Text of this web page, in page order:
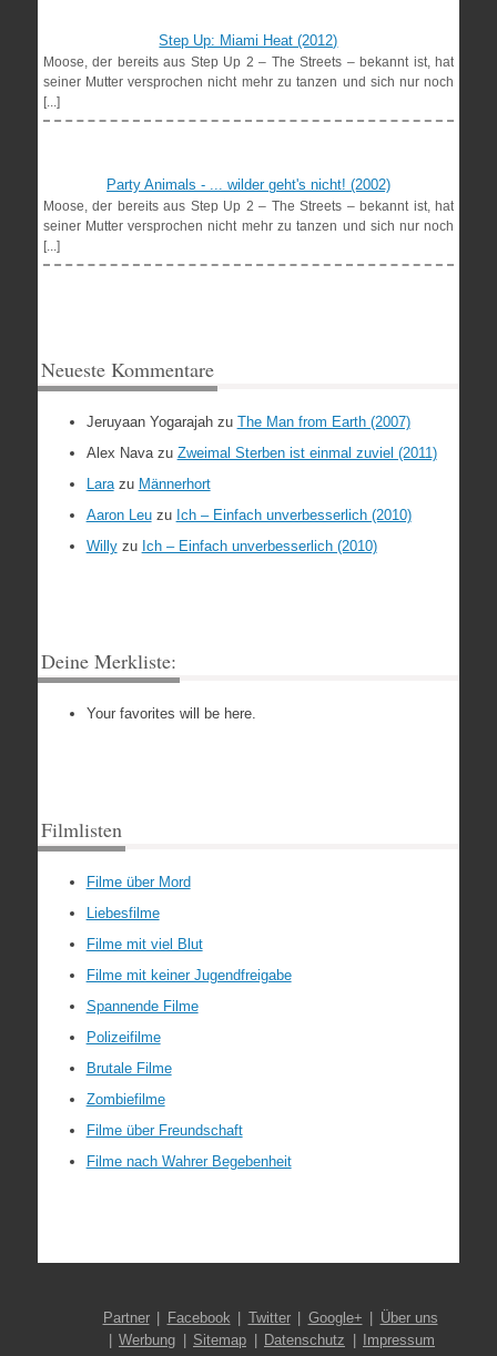
Step Up: Miami Heat (2012)
Moose, der bereits aus Step Up 2 – The Streets – bekannt ist, hat
seiner Mutter versprochen nicht mehr zu tanzen und sich nur noch
[...]
Party Animals - ... wilder geht's nicht! (2002)
Moose, der bereits aus Step Up 2 – The Streets – bekannt ist, hat
seiner Mutter versprochen nicht mehr zu tanzen und sich nur noch
[...]
Neueste Kommentare
Jeruyaan Yogarajahzu The Man from Earth (2007)
Alex Navazu Zweimal Sterben ist einmal zuviel (2011)
Larazu Männerhort
Aaron Leuzu Ich – Einfach unverbesserlich (2010)
Willyzu Ich – Einfach unverbesserlich (2010)
Deine Merkliste:
Your favorites will be here.
Filmlisten
Filme über Mord
Liebesfilme
Filme mit viel Blut
Filme mit keiner Jugendfreigabe
Spannende Filme
Polizeifilme
Brutale Filme
Zombiefilme
Filme über Freundschaft
Filme nach Wahrer Begebenheit
Partner Facebook Twitter Google+
Über uns
Werbung
Sitemap Datenschutz Impressum